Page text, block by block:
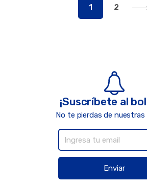
1 2
¡Suscríbete al
No te pierdas de
Enviar